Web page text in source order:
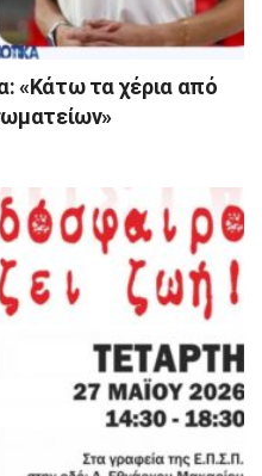
«Κάτω τα χέρια από